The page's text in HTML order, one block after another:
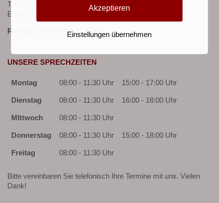
Telefax: +49 (7393) 953870
E-Mail:
Rezepte +49 (7393) 9174394
UNSERE SPRECHZEITEN
Montag 08:00 - 11:30 Uhr 15:00 - 17:00 Uhr
Dienstag 08:00 - 11:30 Uhr 16:00 - 18:00 Uhr
MIttwoch 08:00 - 11:30 Uhr
Donnerstag 08:00 - 11:30 Uhr 15:00 - 18:00 Uhr
Freitag 08:00 - 11:30 Uhr
Bitte vereinbaren Sie telefonisch Ihre Termine mit uns. Vielen
Dank!
Akzeptieren
Einstellungen übernehmen